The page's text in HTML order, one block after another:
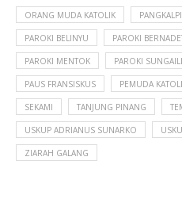
ORANG MUDA KATOLIK
PAROKI BELINYU PAROKI
PAROKI MENTOK PAROKI
PAUS FRANSISKUS PEMUDA
SEKAMI TANJUNG PINANG
USKUP ADRIANUS SUNARKO
ZIARAH GALANG